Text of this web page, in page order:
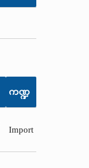
ကဏ္ဍ
Import